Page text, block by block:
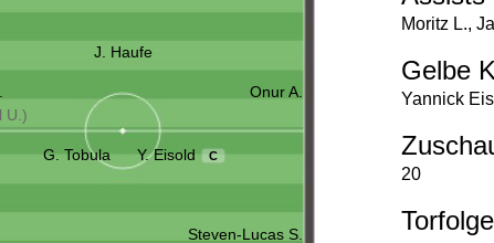
J. Haufe
U.)
Onur A.
G. Tobula Y. Eisold C
Steven-Lucas S.
Moritz L.,
Gelbe
Yannick
20
Torfolge